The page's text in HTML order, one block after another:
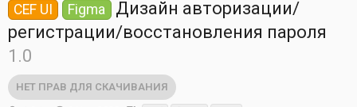
CEF UI Figma Дизайн авторизации/
регистрации/восстановления пароля
1.0
НЕТ ПРАВ ДЛЯ СКАЧИВАНИЯ